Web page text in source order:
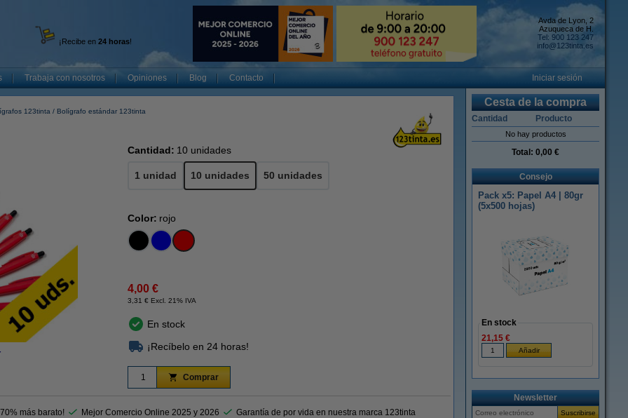
¡Recibe en 24 horas!
Avda de Lyon, 2
Azuqueca de H.
Tel: 900 123 247
info@123tinta.es
Trabaja con nosotros Opiniones Blog Contacto Iniciar sesión
123tinta Bolígrafo estándar 123tinta
Cantidad: 10 unidades
1 unidad 10 unidades 50 unidades
Color: rojo
4,00 €
3,31 € Excl. 21% IVA
En stock
¡Recíbelo en 24 horas!
Comprar
más barato! Mejor Comercio Online 2025 y 2026 Garantía de por vida en nuestra marca 123tinta
Cesta de la compra
Cantidad Producto
No hay productos
Total: 0,00 €
Consejo
Pack x5: Papel A4 | 80gr
(5x500 hojas)
En stock
21,15 €
Newsletter